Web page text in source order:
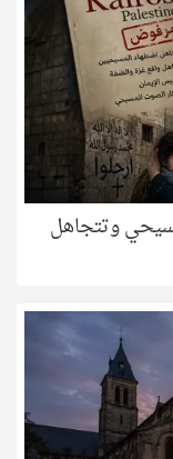
وتتجاهل